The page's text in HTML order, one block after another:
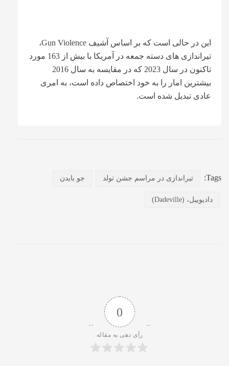
این در حالی است که بر اساس آشیف Gun Violence،
تیراندازی های دسته جمعه در آمریکا با بیش از 163 مورد
تاکنون در سال 2023 که در مقایسه به سال 2016
بیشترین امار را به خود اختصاص داده است، به امری
عادی تبدیل شده است.
Tags: تیراندازی در مراسم جشن تولد جو بایدن
دادیوییل، (Dadeville)
0
رأی دهی به مقاله